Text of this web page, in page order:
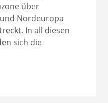
über
Nordeuropa
In all diesen
sich die